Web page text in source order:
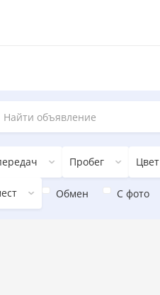
Пробег Цвет
Обмен С фото